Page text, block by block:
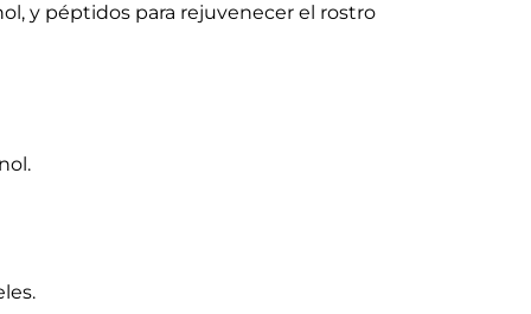
y péptidos para rejuvenecer el rostro